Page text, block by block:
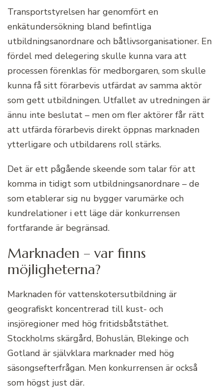
Transportstyrelsen har genomfört en
enkätundersökning bland befintliga
utbildningsanordnare och båtlivsorganisationer. En
fördel med delegering skulle kunna vara att
processen förenklas för medborgaren, som skulle
kunna få sitt förarbevis utfärdat av samma aktör
som gett utbildningen. Utfallet av utredningen är
ännu inte beslutat – men om fler aktörer får rätt
att utfärda förarbevis direkt öppnas marknaden
ytterligare och utbildarens roll stärks.
Det är ett pågående skeende som talar för att
komma in tidigt som utbildningsanordnare – de
som etablerar sig nu bygger varumärke och
kundrelationer i ett läge där konkurrensen
fortfarande är begränsad.
Marknaden – var finns
möjligheterna?
Marknaden för vattenskotersutbildning är
geografiskt koncentrerad till kust- och
insjöregioner med hög fritidsbåtstäthet.
Stockholms skärgård, Bohuslän, Blekinge och
Gotland är självklara marknader med hög
säsongsefterfrågan. Men konkurrensen är också
som högst just där.